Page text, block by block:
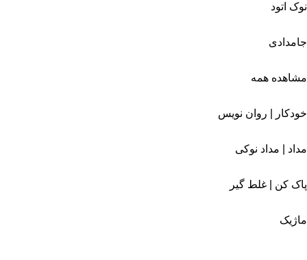
نوک اتود
جامدادی
مشاهده همه
خودکار | روان نویس
مداد | مداد نوکی
پاک کن | غلط گیر
ماژیک